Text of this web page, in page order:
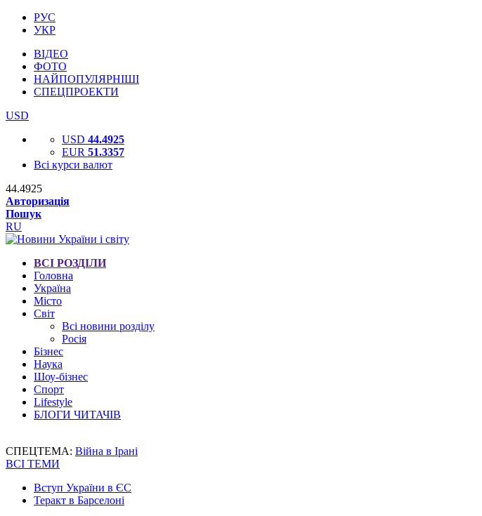
РУС
УКР
ВІДЕО
ФОТО
НАЙПОПУЛЯРНІШІ
СПЕЦПРОЕКТИ
USD
USD 44.4925
EUR 51.3357
Всі курси валют
44.4925
Авторизація
Пошук
RU
ВСІ РОЗДІЛИ
Головна
Україна
Місто
Світ
Всі новини розділу
Росія
Бізнес
Наука
Шоу-бізнес
Спорт
Lifestyle
БЛОГИ ЧИТАЧІВ
СПЕЦТЕМА: Війна в Ірані
ВСІ ТЕМИ
Вступ України в ЄС
Теракт в Барселоні